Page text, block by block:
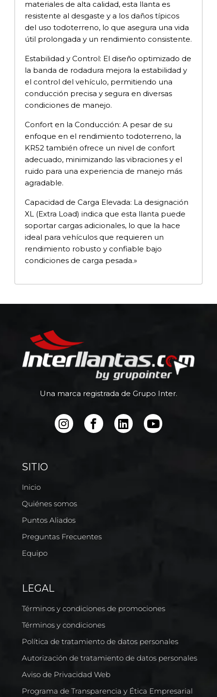
materiales de alta calidad, esta llanta es
resistente al desgaste y a los daños típicos
del uso todoterreno, lo que asegura una vida
útil prolongada y un rendimiento consistente.
Estabilidad y Control: El diseño optimizado de
la banda de rodadura mejora la estabilidad y
el control del vehículo, permitiendo una
conducción precisa y segura en diversas
condiciones de manejo.
Confort en la Conducción: A pesar de su
enfoque en el rendimiento todoterreno, la
KR52 también ofrece un nivel de confort
adecuado, minimizando las vibraciones y el
ruido para una experiencia de manejo más
agradable.
Capacidad de Carga Elevada: La designación
XL (Extra Load) indica que esta llanta puede
soportar cargas adicionales, lo que la hace
ideal para vehículos que requieren un
rendimiento robusto y confiable bajo
condiciones de carga pesada.»
Una marca registrada de Grupo Inter.
SITIO
Inicio
Quiénes somos
Puntos Aliados
Preguntas Frecuentes
Equipo
LEGAL
Términos y condiciones de promociones
Términos y condiciones
Política de tratamiento de datos personales
Autorización de tratamiento de datos personales
Aviso de Privacidad Web
Programa de Transparencia y Ética Empresarial